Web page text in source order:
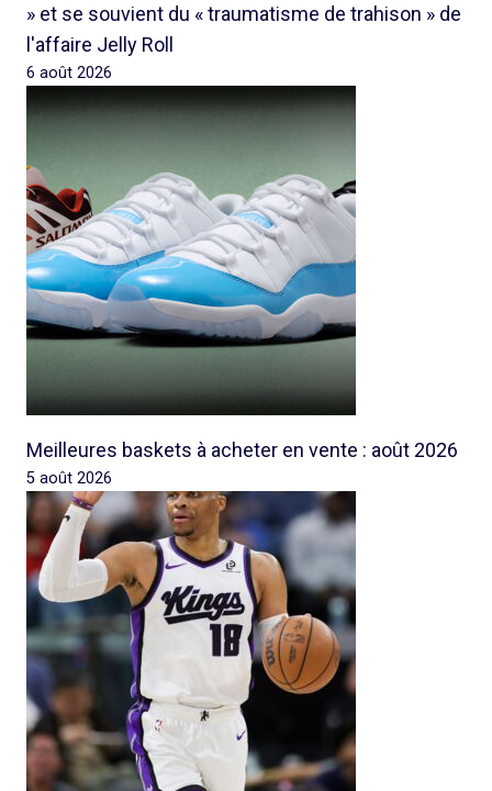
» et se souvient du « traumatisme de trahison » de
l'affaire Jelly Roll
6 août 2026
Meilleures baskets à acheter en vente : août 2026
5 août 2026